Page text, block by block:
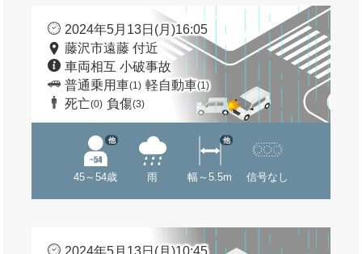
2024年5月13日(月)16:05
藤沢市遠藤 付近
車両相互 小破事故
普通乗用車(1) 軽自動車(1)
死亡(0) 負傷(3)
45～54歳
他
雨 幅～5.5m
他
信号なし
2024年5月13日(月)10:45